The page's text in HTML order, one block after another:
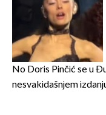
No Doris Pinčić se u
nesvakidašnjem